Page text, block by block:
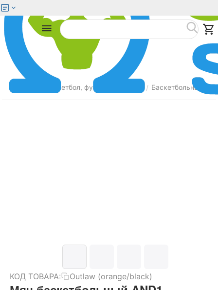
Баскетбол, футбол, волейбол / Баскетбольные
КОД ТОВАРА: Outlaw (orange/black)
Меню Найти